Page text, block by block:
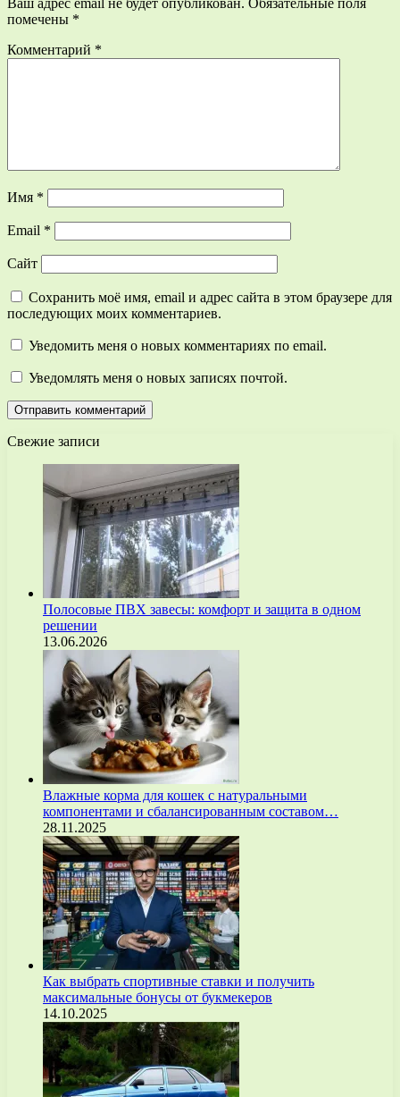
помечены *
Комментарий *
Имя *
Email *
Сайт
Сохранить моё имя, email и адрес сайта в этом браузере для
последующих моих комментариев.
Уведомить меня о новых комментариях по email.
Уведомлять меня о новых записях почтой.
Свежие записи
Полосовые ПВХ завесы: комфорт и защита в одном
решении
13.06.2026
Влажные корма для кошек с натуральными
компонентами и сбалансированным составом…
28.11.2025
Как выбрать спортивные ставки и получить
максимальные бонусы от букмекеров
14.10.2025